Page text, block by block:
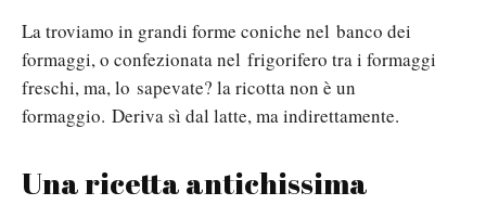
La troviamo in grandi forme coniche nel banco dei
formaggi, o confezionata nel frigorifero tra i formaggi
freschi, ma, lo sapevate? la ricotta non è un
formaggio. Deriva sì dal latte, ma indirettamente.
Una ricetta antichissima